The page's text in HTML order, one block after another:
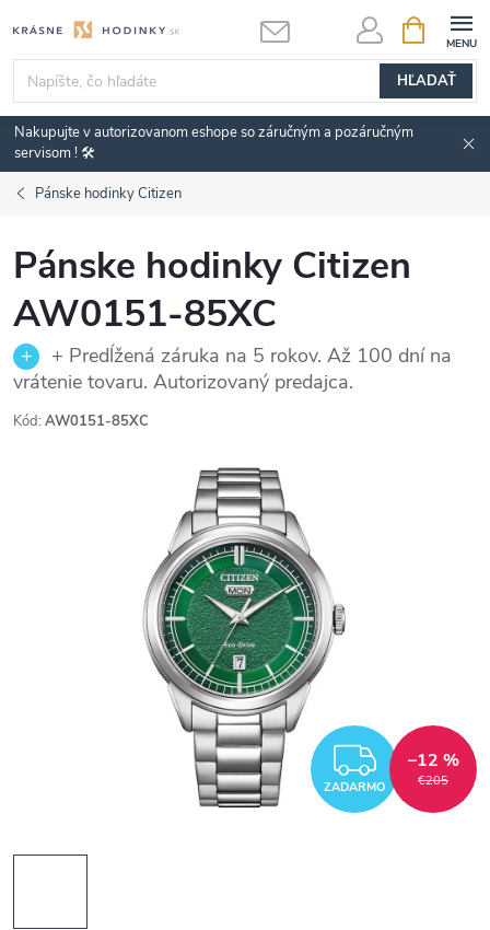
na
obsah
HĽADAŤ
KOŠÍK
Nakupujte v autorizovanom eshope so záručným a pozáručným
servisom ! 🛠️
Pánske hodinky Citizen
Pánske hodinky Citizen
AW0151-85XC
+ Predĺžená záruka na 5 rokov. Až 100 dní na
vrátenie tovaru. Autorizovaný predajca.
Kód: AW0151-85XC
ZADARMO €205
–12 %